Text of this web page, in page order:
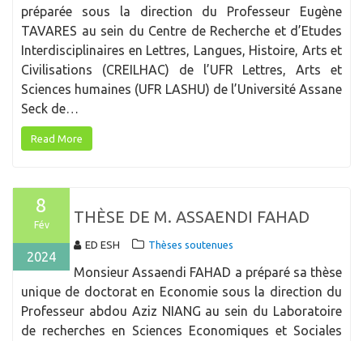
préparée sous la direction du Professeur Eugène
TAVARES au sein du Centre de Recherche et d’Etudes
Interdisciplinaires en Lettres, Langues, Histoire, Arts et
Civilisations (CREILHAC) de l’UFR Lettres, Arts et
Sciences humaines (UFR LASHU) de l’Université Assane
Seck de…
Read More
8
Fév
2024
THÈSE DE M. ASSAENDI FAHAD
ED ESH Thèses soutenues
Monsieur Assaendi FAHAD a préparé sa thèse
unique de doctorat en Economie sous la direction du
Professeur abdou Aziz NIANG au sein du Laboratoire
de recherches en Sciences Economiques et Sociales